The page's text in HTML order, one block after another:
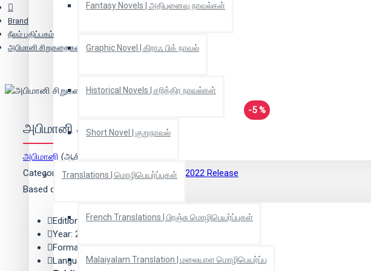
Fantasy Novels | அதிபுனைவு நாவல்கள்
Graphic Novel | கிராஃ பிக் நாவல்
Historical Novels | சரித்திர நாவல்கள்
Short Novel | குறுநாவல்
Translations | மொழிபெயர்ப்புகள்
French Translations | பிரஞ்சு மொழிபெயர்ப்புகள்
Malaiyalam Translation | மலையாள மொழிபெயர்ப்பு
Brand
நீலம் பதிப்பகம்
அபிமானி சிறுகதைகள்
-5 %
அபிமானி சிறுகதைகள்
அபிமானி (ஆசிரியர்)
Categories:Short Stories | சிறுகதைகள்
2022 Release
Based on 0 reviews.
Edition: 1
Year: 2022
Format: Paper Back
Language: Tamil